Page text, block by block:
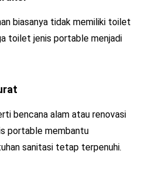
biasanya tidak memiliki toilet
toilet jenis portable menjadi
bencana alam atau renovasi
portable membantu
sanitasi tetap terpenuhi.